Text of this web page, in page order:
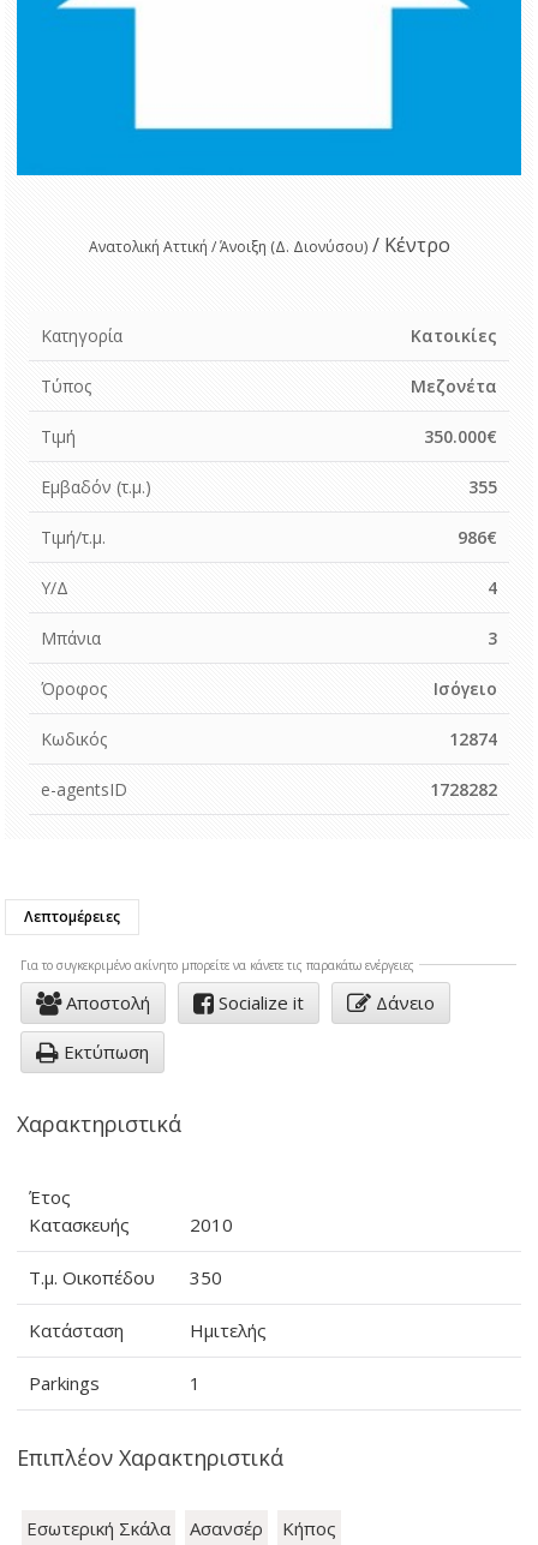
Ανατολική Αττική / Άνοιξη (Δ. Διονύσου) / Κέντρο
Κατηγορία Κατοικίες
Τύπος Μεζονέτα
Τιμή 350.000€
Εμβαδόν (τ.μ.) 355
Τιμή/τ.μ. 986€
Υ/Δ 4
Μπάνια 3
Όροφος Ισόγειο
Κωδικός 12874
e-agentsID 1728282
Λεπτομέρειες
Για το συγκεκριμένo ακίνητο μπορείτε να κάνετε τις παρακάτω ενέργειες
Αποστολή Socialize it Δάνειο
Εκτύπωση
Χαρακτηριστικά
Έτος
Κατασκευής
2010
Τ.μ. Οικοπέδου 350
Κατάσταση Ημιτελής
Parkings 1
Επιπλέον Χαρακτηριστικά
Εσωτερική Σκάλα Ασανσέρ Κήπος